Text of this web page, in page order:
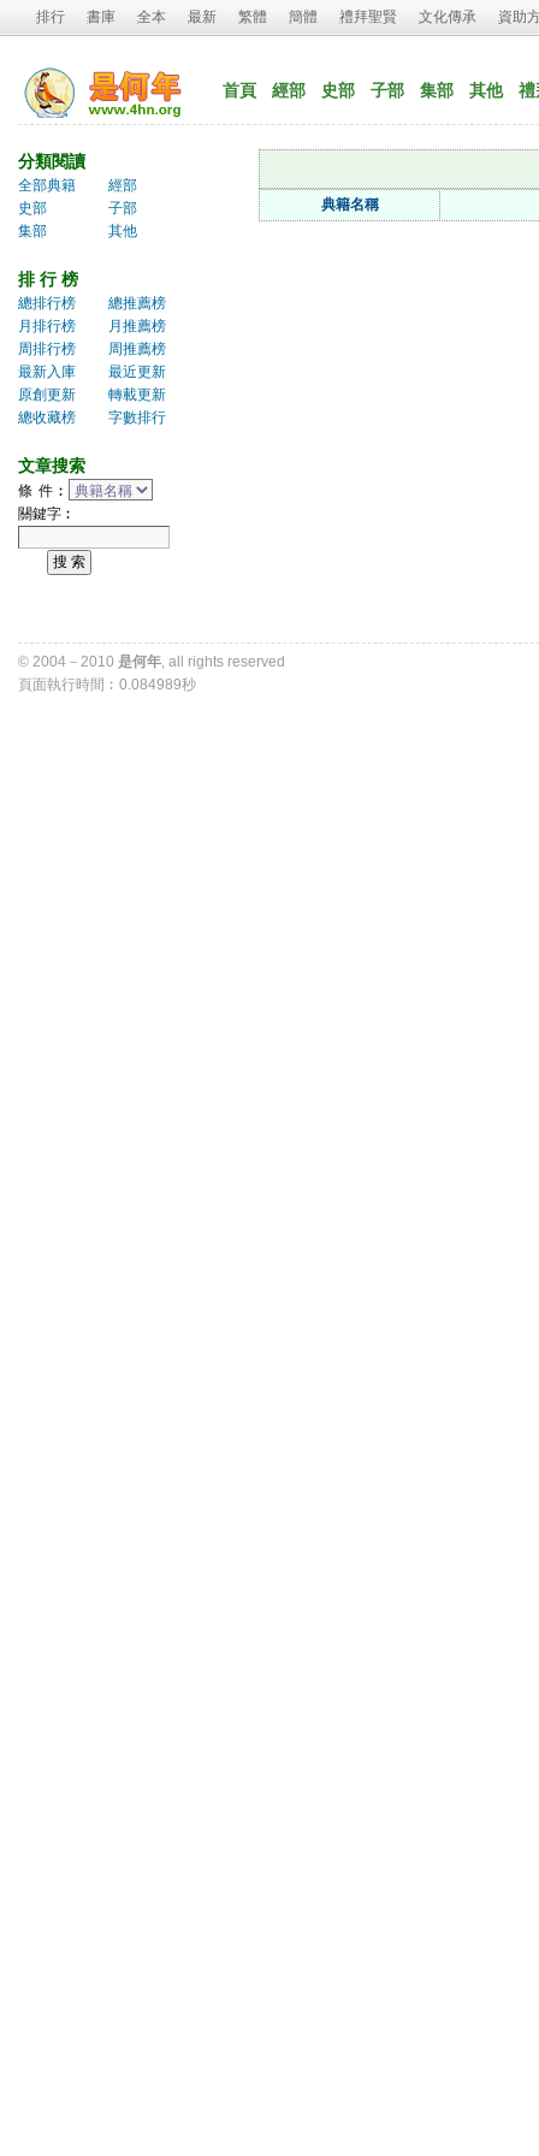
排行 書庫 全本 最新 繁體 簡體 禮拜聖賢 文化傳承 資助
首頁 經部 史部 子部 集部 其他 禮
分類閱讀
全部典籍
經部
史部
子部
集部
其他
排 行 榜
總排行榜
總推薦榜
月排行榜
月推薦榜
周排行榜
周推薦榜
最新入庫
最近更新
原創更新
轉載更新
總收藏榜
字數排行
文章搜索
條 件︰
關鍵字︰
典籍名稱
© 2004－2010 是何年 , all rights reserved
頁面執行時間︰0.084989秒